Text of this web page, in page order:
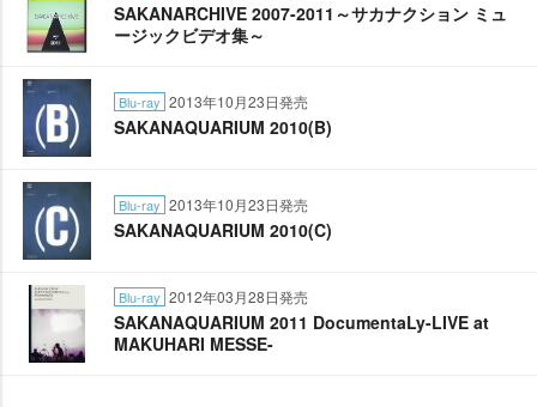
SAKANARCHIVE 2007-2011～サカナクション ミュ
ージックビデオ集～
Blu-ray 2013年10月23日発売
SAKANAQUARIUM 2010(B)
Blu-ray 2013年10月23日発売
SAKANAQUARIUM 2010(C)
Blu-ray 2012年03月28日発売
SAKANAQUARIUM 2011 DocumentaLy-LIVE at
MAKUHARI MESSE-